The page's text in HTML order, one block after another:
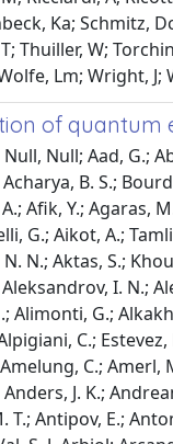
Ka; Schmitz,
Thuiller, W;
Lm; Wright, J;
of quantum
M. Alvarez; Fernandez, A. Alvarez; Cardoso, M. Alves; Alviggi, M. G.; Aly, M.; Coutinho, Y. Amaral; Ambler, A.; Amelung, C.; Amerl, M.; Ames, C. G.; Amidei, D.; Dos Santos, S. P. Amor; Amos, K. R.; Ananiev, V.; Anastopoulos, C.; Andeen, T.; Anders, J. K.; Andrean, S. Y.; Andreazza, A.; Angelidakis, S.; Angerami, A.; Anisenkov, A. V.; Annovi, A.; Antel, C.; Anthony, M. T.; Antipov, E.; Antonelli, M.; Anulli, F.; Aoki, M.; Aoki, T.; Pozo, J. A. Aparisi; Aparo, M. A.; Bella, L. Aperio; Appelt, C.; Apyan, A.; Val, S. J. Arbiol; Arcangeletti, C.; Arce, A. T. H.; Arena, E.; Arguin, J-F.; Argyropoulos, S.; Arling, J. -H.; Arnaez, O.; Arnold, H.; Artoni, G.; Asada, H.; Asai, K.; Asai, S.; Asbah, N. A.; Assamagan, K.; Astalos, R.; Atashi, S.; Atkin, R. J.; Atkinson, M.; Atmani, H.; Atmasiddha, P. A.; Augsten, K.; Auricchio, S.; Auriol, A. D.; Austrup, V. A.; Avolio, G.; Axiotis, K.; Azuelos, G.; Babal, D.; Bachacou, H.; Bachas, K.; Bachiu, A.; Backman, F.; Badea, A.; Baer, T. M.; Bagnaia, P.; Bahmani, M.; Bahner, D.; Bailey, A. J.; Bailey, V. R.; Baines, J. T.; Baines, L.; Baker, O. K.; Bakos, E.; Gupta, D. Bakshi; Balakrishnan, V.; Balasubramanian, R.; Baldin, E. M.; Balek, P.; Ballabene, E.; Balli, F.; Baltes, L. M.; Balunas, W. K.; Balz, J.; Banas, E.; Bandieramonte, M.; Bandyopadhyay, A.; Bansal, S.; Barak, L.; Barakat, M.; Barberio, E. L.; Barberis, D.; Barbero, M.; Barel, M. Z.; Barends, K. N.; Barillari, T.; Barisits, M-S.; Barklow, T.; Baron, P.; Moreno, D. A. Baron; Baroncelli, A.; Barone, G.; Barr, A. J.; Barr, J. D.; Barreiro, F.; Da Costa, J. Barreiro Guimarães;